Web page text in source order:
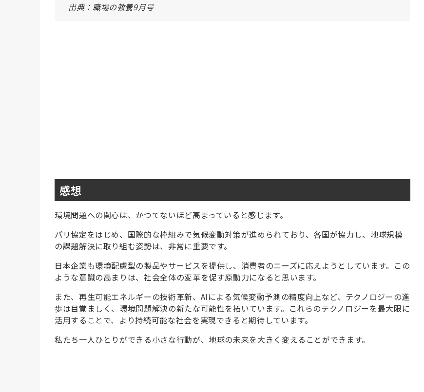
出典：職場の教養9月号
感想
環境問題への関心は、かつてないほど高まっていると感じます。
パリ協定をはじめ、国際的な枠組みで気候変動対策が進められており、各国が協力し、地球規模
の課題解決に取り組む姿勢は、非常に重要です。
日本企業も環境配慮型の製品やサービスを提供し、消費者のニーズに応えようとしています。この
ような意識の高まりは、社会全体の変革を促す原動力になると思います。
また、再生可能エネルギーの技術革新、AIによる気候変動予測の精度向上など、テクノロジーの進
歩は目覚ましく、環境問題解決の新たな可能性を拓いています。これらのテクノロジーを最大限に
活用することで、より持続可能な社会を実現できると期待しています。
私たち一人ひとりができる小さな行動が、地球の未来を大きく変えることができます。